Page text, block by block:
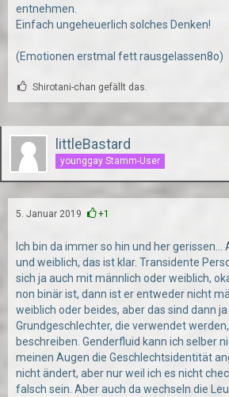
entnehmen.
Einfach ungeheuerlich solches Denken!
(Emotionen erstmal fett rausgelassen8o)
Shirotani-chan gefällt das.
littleBastard
younggay Stamm-User
5. Januar 2019 +1
Ich bin da immer so hin und her gerissen...
und weiblich, das ist klar. Transidente
sich ja auch mit männlich oder weiblich,
non binär ist, dann ist er entweder nicht
weiblich oder beides, aber das sind dann
Grundgeschlechter, die verwendet
beschreiben. Genderfluid kann ich selber
meinen Augen die Geschlechtsidentität
nicht ändert, aber nur weil ich es nicht
falsch sein. Aber auch da wechseln die